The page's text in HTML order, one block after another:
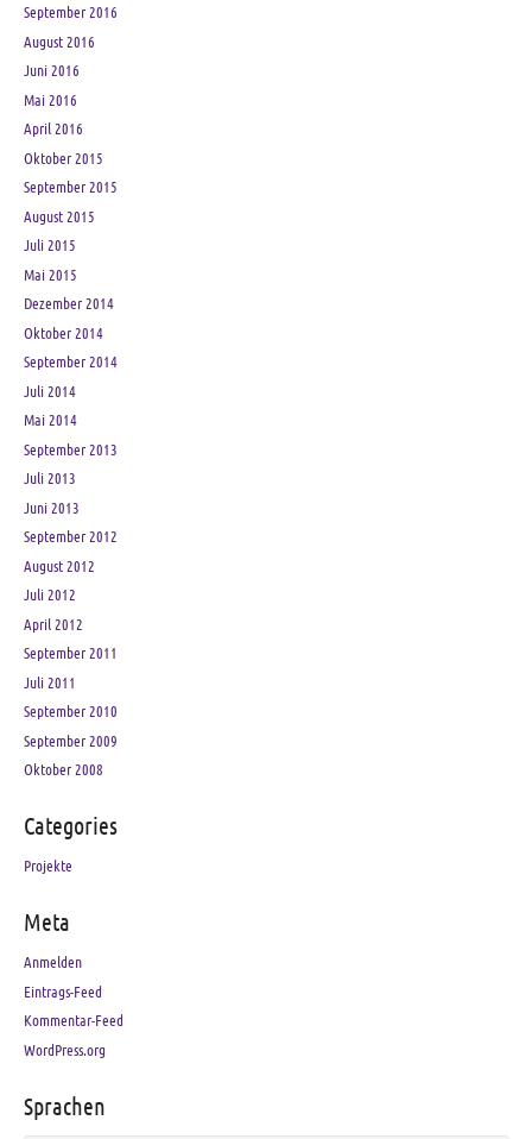
September 2016
August 2016
Juni 2016
Mai 2016
April 2016
Oktober 2015
September 2015
August 2015
Juli 2015
Mai 2015
Dezember 2014
Oktober 2014
September 2014
Juli 2014
Mai 2014
September 2013
Juli 2013
Juni 2013
September 2012
August 2012
Juli 2012
April 2012
September 2011
Juli 2011
September 2010
September 2009
Oktober 2008
Categories
Projekte
Meta
Anmelden
Eintrags-Feed
Kommentar-Feed
WordPress.org
Sprachen